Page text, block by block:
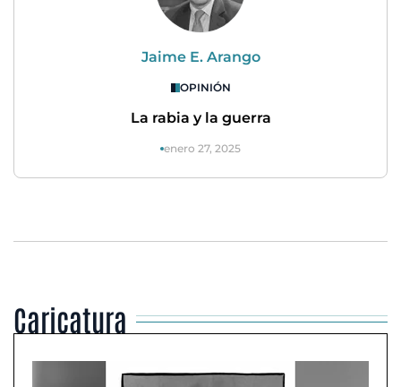
Jaime E. Arango
OPINIÓN
La rabia y la guerra
enero 27, 2025
Caricatura